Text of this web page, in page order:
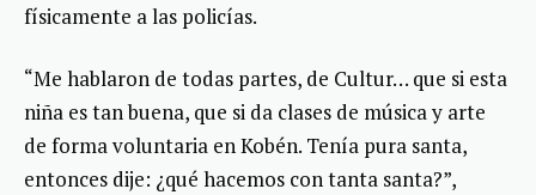
físicamente a las policías.
“Me hablaron de todas partes, de Cultur… que si esta
niña es tan buena, que si da clases de música y arte
de forma voluntaria en Kobén. Tenía pura santa,
entonces dije: ¿qué hacemos con tanta santa?”,